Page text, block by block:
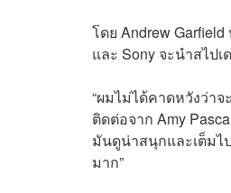
โดย Andrew
และ Sony จะนำสไป
“ผมไม่ได้คาดหวังว่า
ติดต่อจาก Amy
มันดูน่าสนุกและเต็มไ
มาก”